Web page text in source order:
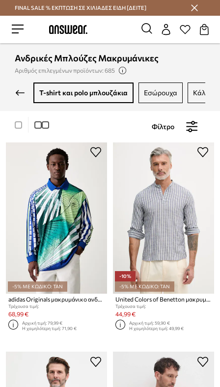
Εξοικονομήστε με το Answear Club
FINAL SALE % ΕΚΠΤΩΣΗ ΣΕ ΧΙΛΙΑΔΕΣ ΕΙΔΗ [ΔΕΙΤΕ]
Ανδρικές Μπλούζες Μακρυμάνικες
Αριθμός επιλεγμένων προϊόντων: 685
t-shirt και polo μπλουζάκια εσώρουχα κάλτσες
Φίλτρο
-5% ΜΕ ΚΩΔΙΚΟ: TAN
adidas Originals μακρυμάνικο ανδρικό
Τρέχουσα τιμή:
68,99 €
Αρχική τιμή:79,99 €
Η χαμηλότερη τιμή:71,90 €
-10%
-5% ΜΕ ΚΩΔΙΚΟ: TAN
United Colors of Benetton μακρυμάνικο t-shirt ανδρικό με βισκόζη
Τρέχουσα τιμή:
44,99 €
Αρχική τιμή:59,90 €
Η χαμηλότερη τιμή:49,99 €